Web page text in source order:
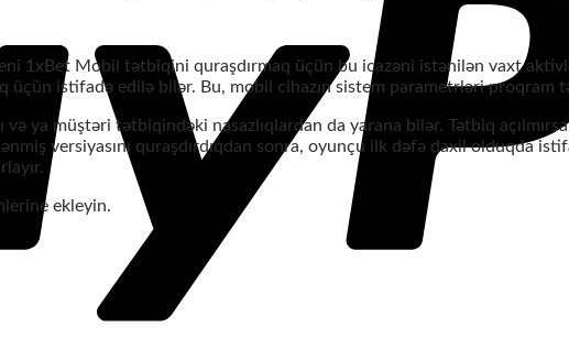
1xBet Mobil tətbiqini quraşdırmaq üçün bu icazəni istənilən vaxt
üçün istifadə edilə bilər. Bu, mobil cihazın sistem parametrləri
ya müştəri tətbiqindəki nasazlıqlardan da yarana bilər. Tətbiq
versiyasını quraşdırdıqdan sonra, oyunçu ilk dəfə daxil olduqda
ekleyin.